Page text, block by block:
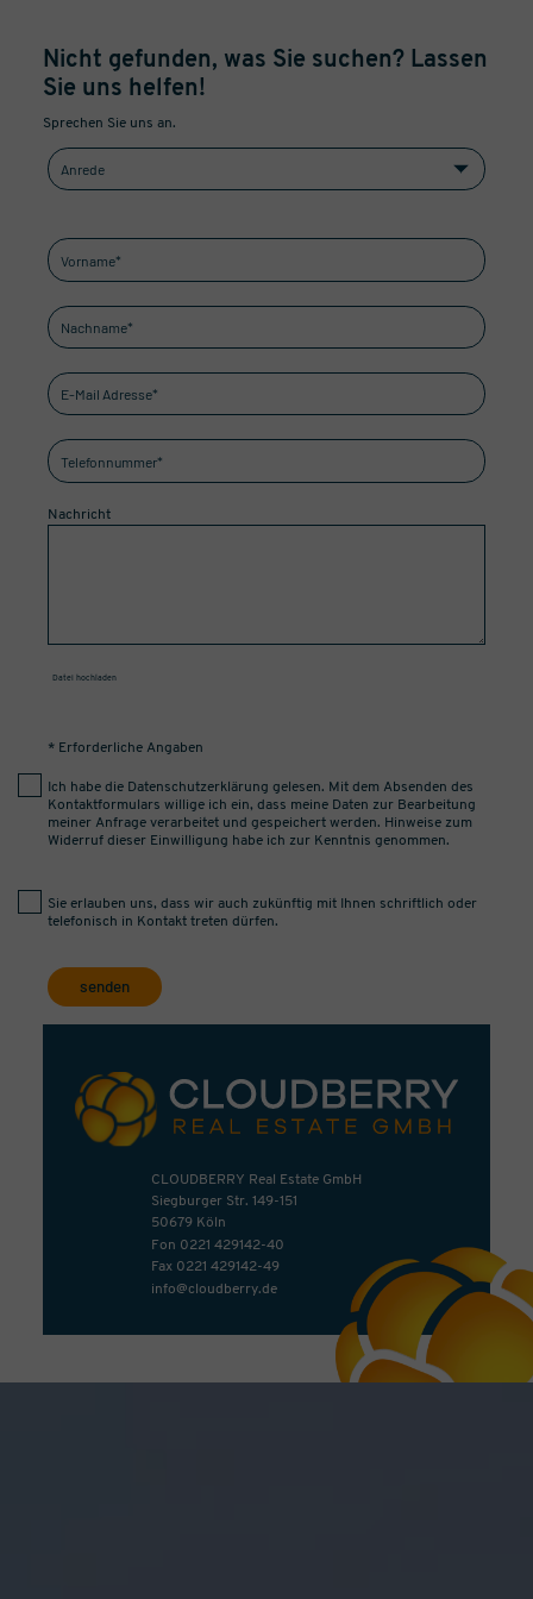
Nicht gefunden, was Sie suchen? Lassen
Sie uns helfen!
Sprechen Sie uns an.
Nachricht
Datei hochladen
* Erforderliche Angaben
Ich habe die Datenschutzerklärung gelesen. Mit dem Absenden des
Kontaktformulars willige ich ein, dass meine Daten zur Bearbeitung
meiner Anfrage verarbeitet und gespeichert werden. Hinweise zum
Widerruf dieser Einwilligung habe ich zur Kenntnis genommen.
Sie erlauben uns, dass wir auch zukünftig mit Ihnen schriftlich oder
telefonisch in Kontakt treten dürfen.
senden
CLOUDBERRY Real Estate GmbH
Siegburger Str. 149-151
50679 Köln
Fon 0221 429142-40
Fax 0221 429142-49
info@cloudberry.de